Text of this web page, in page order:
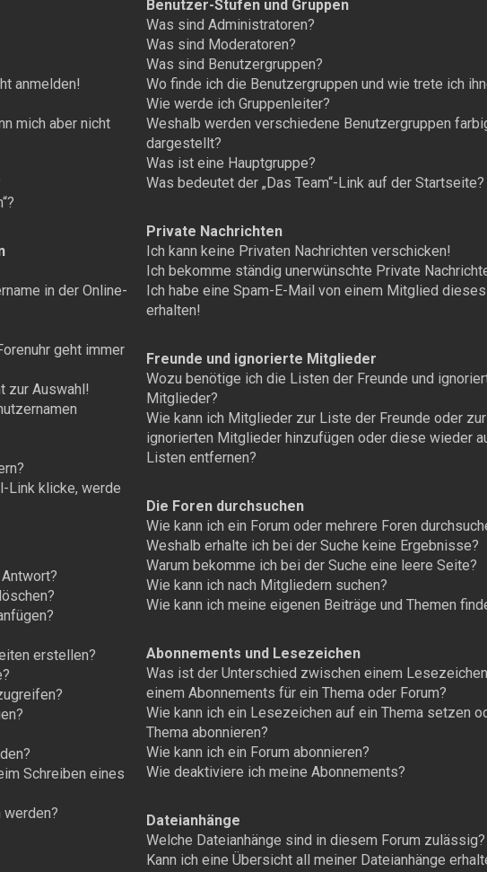
anmelden!
mich aber nicht
in der Online-
geht immer
zur Auswahl!
Link klicke, werde
erstellen?
Schreiben eines
Benutzer-Stufen und Gruppen
Was sind Administratoren?
Was sind Moderatoren?
Was sind Benutzergruppen?
Wo finde ich die Benutzergruppen und wie trete ich
Wie werde ich Gruppenleiter?
Weshalb werden verschiedene Benutzergruppen
dargestellt?
Was ist eine Hauptgruppe?
Was bedeutet der „Das Team“-Link auf der Startseite?
Private Nachrichten
Ich kann keine Privaten Nachrichten verschicken!
Ich bekomme ständig unerwünschte Private
Ich habe eine Spam-E-Mail von einem Mitglied
erhalten!
Freunde und ignorierte Mitglieder
Wozu benötige ich die Listen der Freunde und
Mitglieder?
Wie kann ich Mitglieder zur Liste der Freunde oder
ignorierten Mitglieder hinzufügen oder diese wieder
Listen entfernen?
Die Foren durchsuchen
Wie kann ich ein Forum oder mehrere Foren
Weshalb erhalte ich bei der Suche keine Ergebnisse?
Warum bekomme ich bei der Suche eine leere Seite?
Wie kann ich nach Mitgliedern suchen?
Wie kann ich meine eigenen Beiträge und Themen
Abonnements und Lesezeichen
Was ist der Unterschied zwischen einem
einem Abonnements für ein Thema oder Forum?
Wie kann ich ein Lesezeichen auf ein Thema setzen
Thema abonnieren?
Wie kann ich ein Forum abonnieren?
Wie deaktiviere ich meine Abonnements?
Dateianhänge
Welche Dateianhänge sind in diesem Forum zulässig?
Kann ich eine Übersicht all meiner Dateianhänge